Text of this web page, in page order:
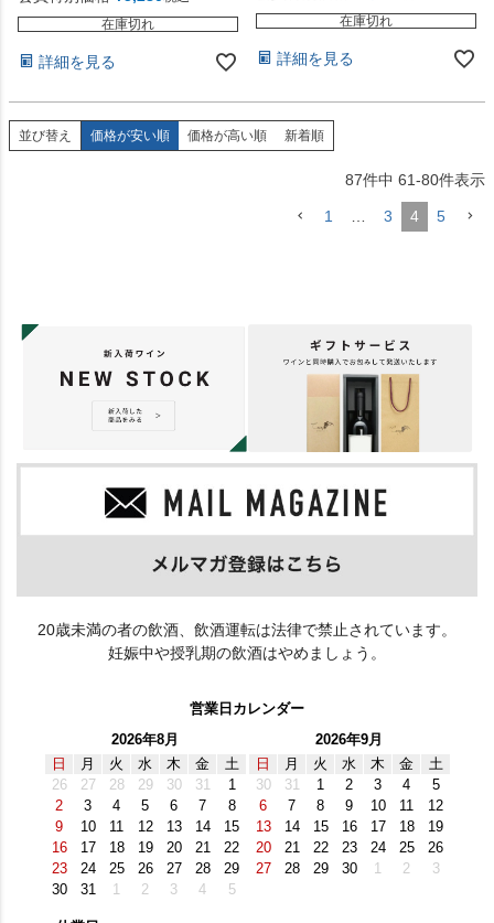
在庫切れ
詳細を見る
在庫切れ
詳細を見る
並び替え 価格が安い順 価格が高い順 新着順
87件中 61-80件表示
1 3 4 5
20歳未満の者の飲酒、飲酒運転は法律で禁止されています。
妊娠中や授乳期の飲酒はやめましょう。
営業日カレンダー
2026年8月
日
月 火 水 木 金
土
26
27 28 29 30 31
1
2
3 4 5 6 7
8
9
10 11 12 13 14
15
16
17 18 19 20 21
22
23
24 25 26 27 28
29
30
31 1 2 3 4 5
2026年9月
日
月 火 水 木 金
土
30
31 1 2 3 4
5
6
7 8 9 10 11
12
13
14 15 16 17 18
19
20
21 22 23 24 25
26
27
28 29 30 1 2 3